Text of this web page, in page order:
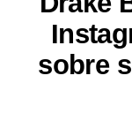
sobre